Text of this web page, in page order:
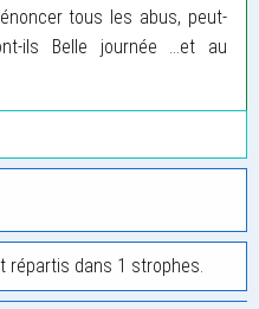
tous les abus, peut-
ils Belle journée ...et au
répartis dans 1 strophes.